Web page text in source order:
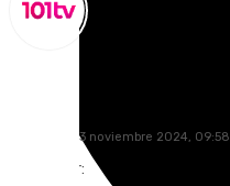
miércoles, 13 noviembre 2024, 09:58
Compartir: